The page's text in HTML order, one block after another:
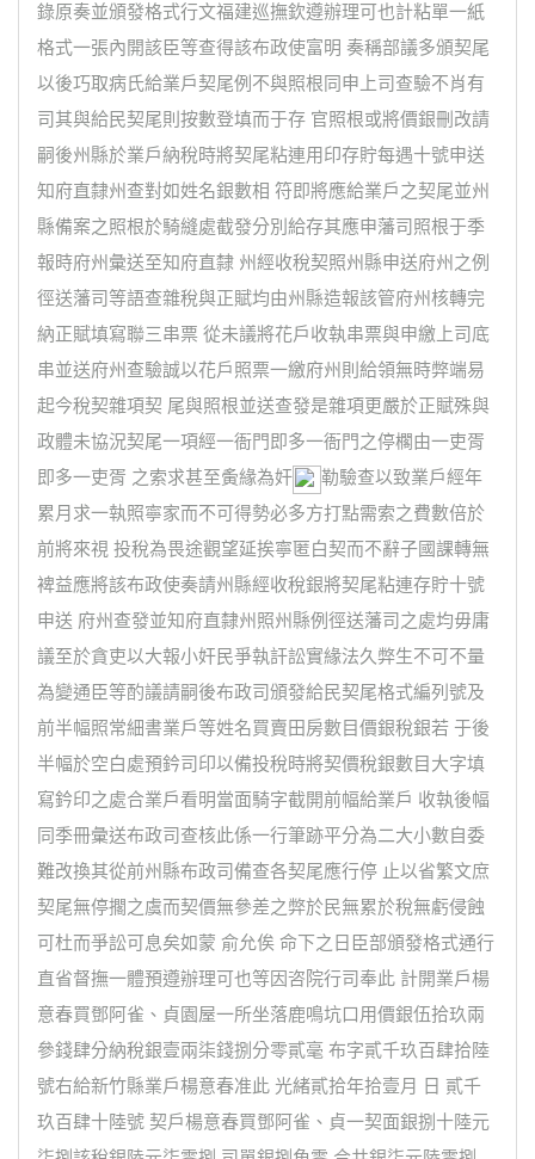
錄原奏並頒發格式行文福建巡撫欽遵辦理可也計粘單一紙
格式一張內開該臣等查得該布政使富明 奏稱部議多頒契尾
以後巧取病氏給業戶契尾例不與照根同申上司查驗不肖有
司其與給民契尾則按數登填而于存 官照根或將價銀刪改請
嗣後州縣於業戶納稅時將契尾粘連用印存貯每遇十號申送
知府直隸州查對如姓名銀數相 符即將應給業戶之契尾並州
縣備案之照根於騎縫處截發分別給存其應申藩司照根于季
報時府州彙送至知府直隸 州經收稅契照州縣申送府州之例
徑送藩司等語查雜稅與正賦均由州縣造報該管府州核轉完
納正賦填寫聯三串票 從未議將花戶收執串票與申繳上司底
串並送府州查驗誠以花戶照票一繳府州則給領無時弊端易
起今稅契雜項契 尾與照根並送查發是雜項更嚴於正賦殊與
政體未協況契尾一項經一衙門即多一衙門之停櫊由一吏胥
即多一吏胥 之索求甚至夤緣為奸
勒驗查以致業戶經年
累月求一執照寧家而不可得勢必多方打點需索之費數倍於
前將來視 投稅為畏途觀望延挨寧匿白契而不辭子國課轉無
裨益應將該布政使奏請州縣經收稅銀將契尾粘連存貯十號
申送 府州查發並知府直隸州照州縣例徑送藩司之處均毋庸
議至於貪吏以大報小奸民爭執訐訟實緣法久弊生不可不量
為變通臣等酌議請嗣後布政司頒發給民契尾格式編列號及
前半幅照常細書業戶等姓名買賣田房數目價銀稅銀若 于後
半幅於空白處預鈐司印以備投稅時將契價稅銀數目大字填
寫鈐印之處合業戶看明當面騎字截開前幅給業戶 收執後幅
同季冊彙送布政司查核此係一行筆跡平分為二大小數自委
難改換其從前州縣布政司備查各契尾應行停 止以省繁文庶
契尾無停擱之虞而契價無參差之弊於民無累於稅無虧侵蝕
可杜而爭訟可息矣如蒙 俞允俟 命下之日臣部頒發格式通行
直省督撫一體預遵辦理可也等因咨院行司奉此 計開業戶楊
意春買鄧阿雀、貞園屋一所坐落鹿鳴坑口用價銀伍拾玖兩
參錢肆分納稅銀壹兩柒錢捌分零貳毫 布字貳千玖百肆拾陸
號右給新竹縣業戶楊意春准此 光緒貳拾年拾壹月 日 貳千
玖百肆十陸號 契戶楊意春買鄧阿雀、貞一契面銀捌十陸元